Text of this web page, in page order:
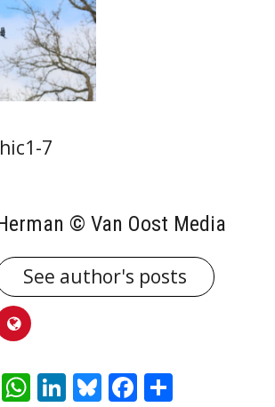
© Van Oost Media
See author's posts
WhatsApp
LinkedIn
Bluesky
Facebook